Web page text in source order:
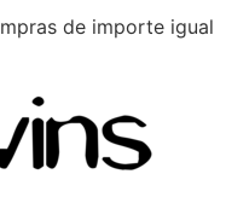
de importe igual